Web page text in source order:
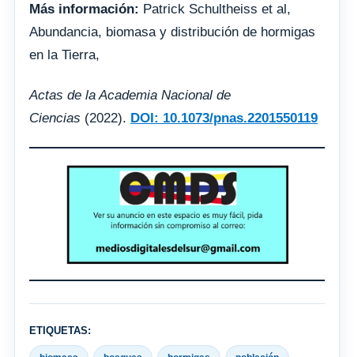
Más información: Patrick Schultheiss et al,
Abundancia, biomasa y distribución de hormigas
en la Tierra,
Actas de la Academia Nacional de
Ciencias (2022). DOI: 10.1073/pnas.2201550119
ETIQUETAS: